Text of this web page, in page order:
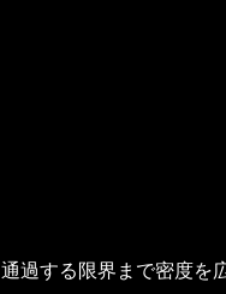
過する限界まで密度を